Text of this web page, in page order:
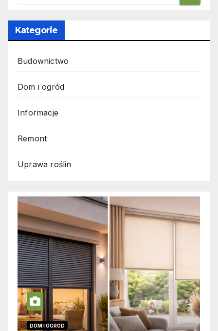
Kategorie
Budownictwo
Dom i ogród
Informacje
Remont
Uprawa roślin
DOM I OGRÓD